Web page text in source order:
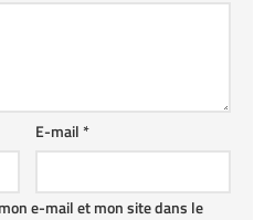
E-mail*
e-mail et mon site dans le